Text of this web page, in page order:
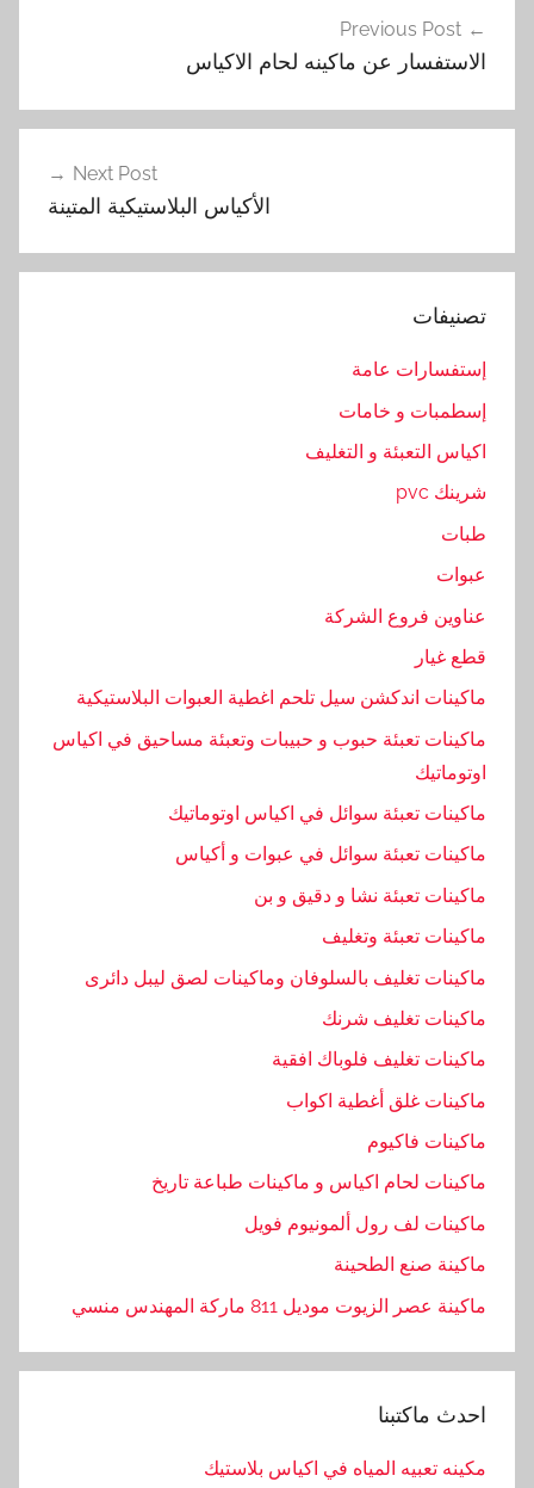
س
ت
ل
ت
م
و
ر
ل
ص
ر
ه
ت
ل
ي
ف
ع
ن
ك
ي
المقالات
Previous Post
الاستفسار عن ماكينه لحام الاكياس
Next Post
الأكياس البلاستيكية المتينة
تصنيفات
إستفسارات عامة
إسطمبات و خامات
اكياس التعبئة و التغليف
شرينك pvc
طبات
عبوات
عناوين فروع الشركة
قطع غيار
ماكينات اندكشن سيل تلحم اغطية العبوات البلاستيكية
ماكينات تعبئة حبوب و حبيبات وتعبئة مساحيق في اكياس
اوتوماتيك
ماكينات تعبئة سوائل في اكياس اوتوماتيك
ماكينات تعبئة سوائل في عبوات و أكياس
ماكينات تعبئة نشا و دقيق و بن
ماكينات تعبئة وتغليف
ماكينات تغليف بالسلوفان وماكينات لصق ليبل دائرى
ماكينات تغليف شرنك
ماكينات تغليف فلوباك افقية
ماكينات غلق أغطية اكواب
ماكينات فاكيوم
ماكينات لحام اكياس و ماكينات طباعة تاريخ
ماكينات لف رول ألمونيوم فويل
ماكينة صنع الطحينة
ماكينة عصر الزيوت موديل 811 ماركة المهندس منسي
احدث ماكتبنا
مكينه تعبيه المياه في اكياس بلاستيك